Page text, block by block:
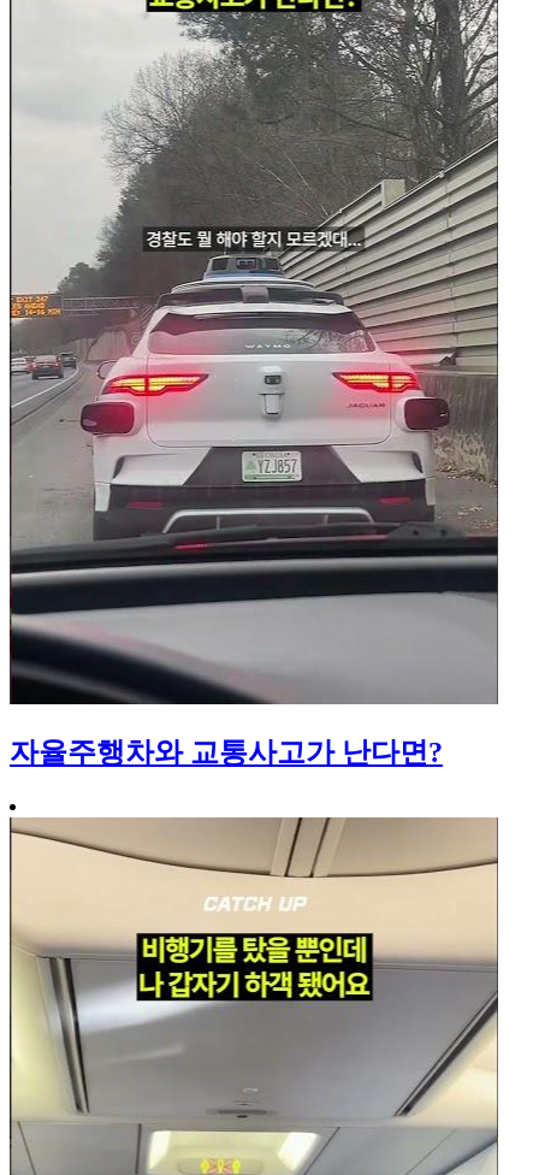
자율주행차와 교통사고가 난다면?